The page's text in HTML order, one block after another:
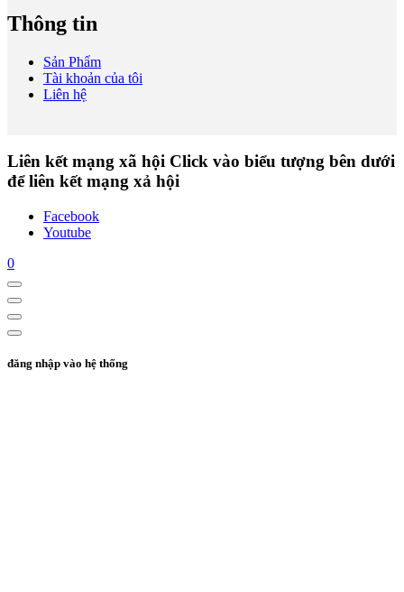
Thông tin
Sản Phẩm
Tài khoản của tôi
Liên hệ
Liên kết mạng xã hội Click vào biểu tượng bên dưới
để liên kết mạng xả hội
Facebook
Youtube
0
đăng nhập vào hệ thống